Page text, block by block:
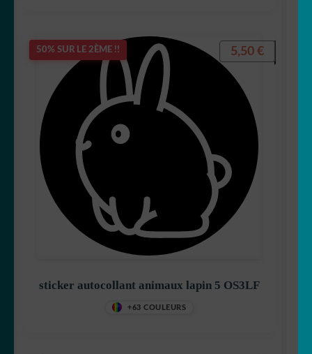
50% SUR LE 2ÈME !!
sticker autocollant animaux lapin 5 OS3LF
+63 COULEURS
5,50 €